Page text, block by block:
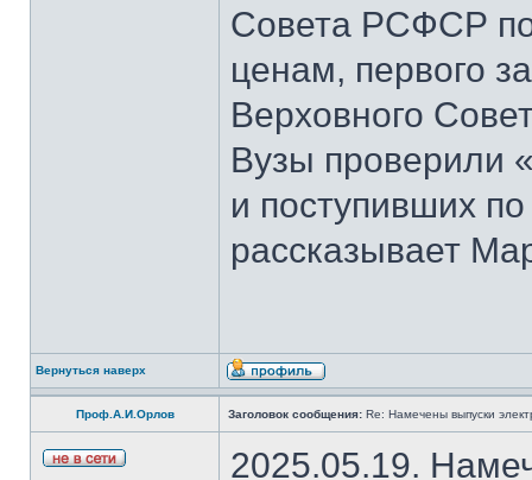
Совета РСФСР
ценам, первого
Верховного
Вузы проверили
и поступивших
рассказывает
Вернуться наверх
Проф.А.И.Орлов Заголовок сообщения: Re: Намечены выпуски
2025.05.19.